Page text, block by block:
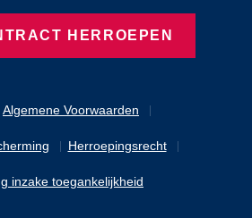
Algemene Voorwaarden
Herroepingsrecht
inzake toegankelijkheid
HERROEPEN